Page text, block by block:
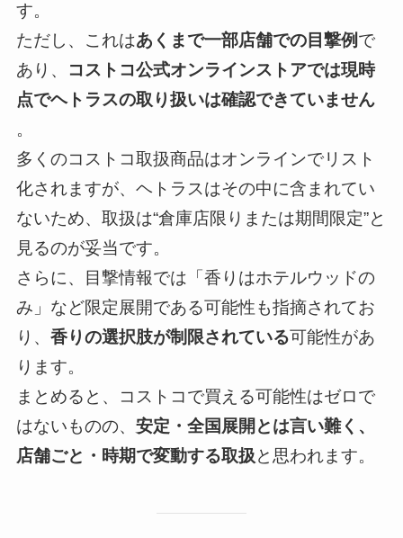
す。
ただし、これはあくまで一部店舗での目撃例で
あり、 コストコ公式オンラインストアでは現時
点でヘトラスの取り扱いは確認できていません
。
多くのコストコ取扱商品はオンラインでリスト
化されますが、ヘトラスはその中に含まれてい
ないため、取扱は“倉庫店限りまたは期間限定”と
見るのが妥当です。
さらに、目撃情報では「香りはホテルウッドの
み」など限定展開である可能性も指摘されてお
り、 香りの選択肢が制限されている可能性があ
ります。
まとめると、コストコで買える可能性はゼロで
はないものの、 安定・全国展開とは言い難く、
店舗ごと・時期で変動する取扱と思われます。